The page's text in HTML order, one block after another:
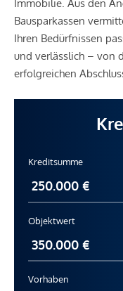
Immobilie. Aus den
Bausparkassen
Ihren Bedürfnissen
und verlässlich – von
erfolgreichen
Kreditsumme
Objektwert
Vorhaben